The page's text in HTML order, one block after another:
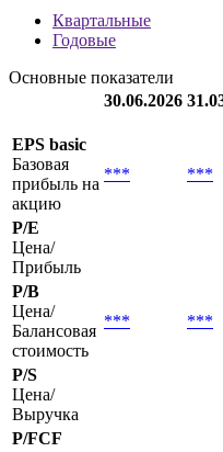
Полная информация о
организации по МСФО с
Квартальные
Основные показатели
30.06.2026
EPS basic
Базовая
прибыль на
акцию
P/E
Цена/
Прибыль
P/B
Цена/
Балансовая
стоимость